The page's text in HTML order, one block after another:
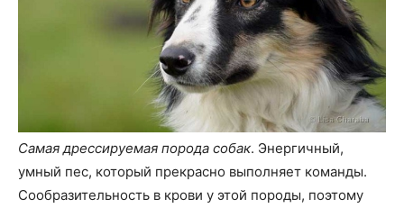
Самая дрессируемая порода собак. Энергичный,
умный пес, который прекрасно выполняет команды.
Сообразительность в крови у этой породы, поэтому